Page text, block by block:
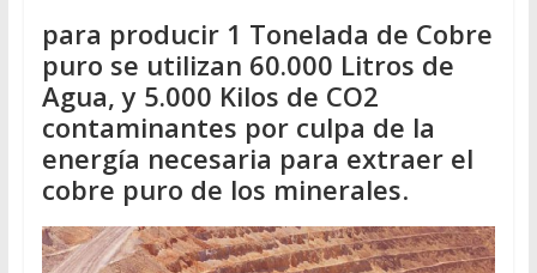
para producir 1 Tonelada de Cobre
puro se utilizan 60.000 Litros de
Agua, y 5.000 Kilos de CO2
contaminantes por culpa de la
energía necesaria para extraer el
cobre puro de los minerales.